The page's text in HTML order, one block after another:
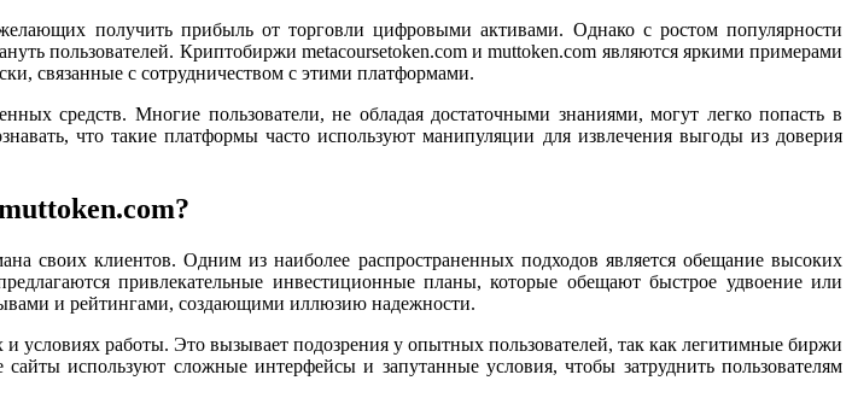
получить прибыль от торговли цифровыми активами. Однако с ростом популярности
пользователей. Криптобиржи metacoursetoken.com и muttoken.com являются яркими примерами
связанные с сотрудничеством с этими платформами.
средств. Многие пользователи, не обладая достаточными знаниями, могут легко попасть в
что такие платформы часто используют манипуляции для извлечения выгоды из доверия
своих клиентов. Одним из наиболее распространенных подходов является обещание высоких
привлекательные инвестиционные планы, которые обещают быстрое удвоение или
и рейтингами, создающими иллюзию надежности.
условиях работы. Это вызывает подозрения у опытных пользователей, так как легитимные биржи
используют сложные интерфейсы и запутанные условия, чтобы затруднить пользователям